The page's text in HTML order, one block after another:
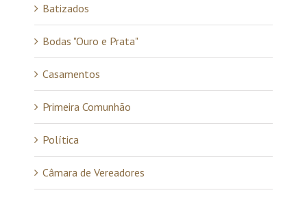
Batizados
Bodas "Ouro e Prata"
Casamentos
Primeira Comunhão
Política
Câmara de Vereadores